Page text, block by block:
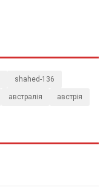
shahed-136
австралія австрія